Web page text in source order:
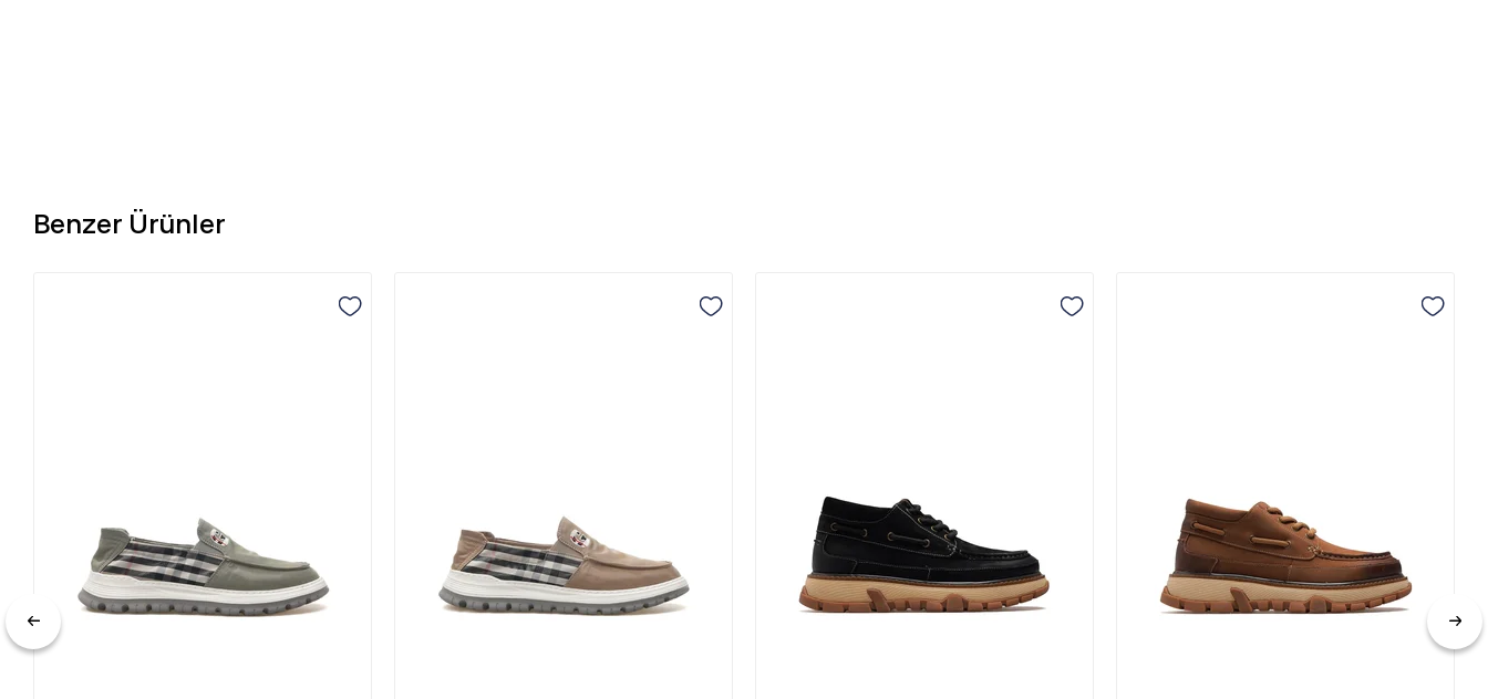
Benzer Ürünler